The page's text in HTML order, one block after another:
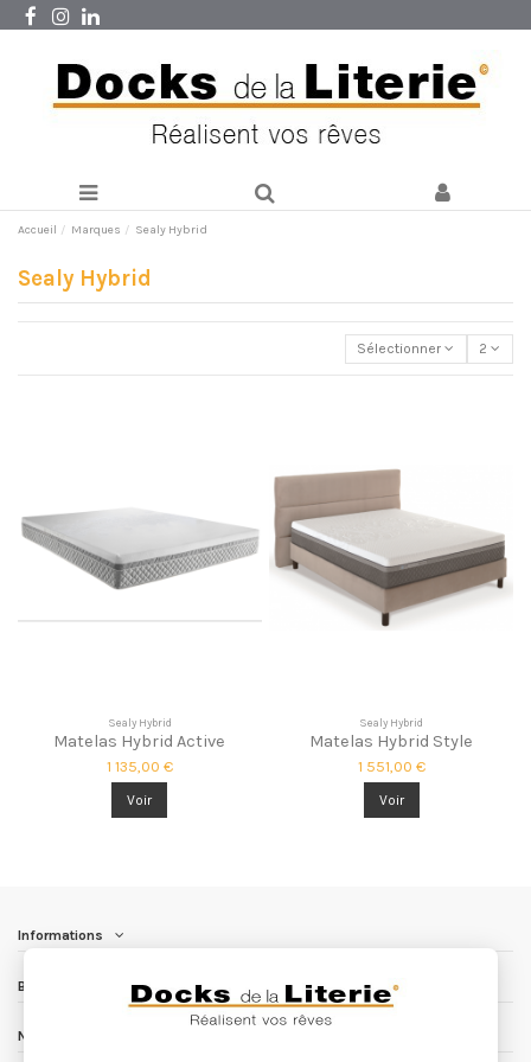
Accueil Marques Sealy Hybrid
Sealy Hybrid
Sélectionner 2
Sealy Hybrid
Matelas Hybrid Active
1 135,00 €
Voir
Sealy Hybrid
Matelas Hybrid Style
1 551,00 €
Voir
Informations
Besoin d'aide ?
Nous contacter